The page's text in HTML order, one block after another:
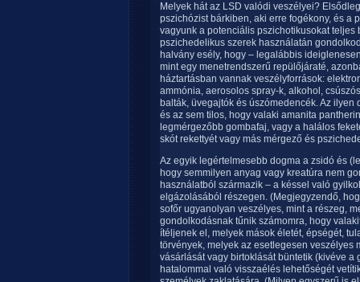
Melyek hát az LSD valódi veszélyei?
pszichózist bárkiben, aki erre fogékony, és
vagyunk a potenciális pszichotikusokat
pszichedelikus szerek használatán
halvány esély, hogy – legalábbis
mint egy menetrendszerű repülőjáraté,
háztartásban vannak veszélyforrások:
ammónia, aerosolos spray-k, alkohol,
balták, üvegajtók és úszómedencék. Az
és az sem tilos, hogy valaki amanita
legmérgezőbb gombafaj, vagy a halálos
skót rekettyét vagy más mérgező és
Az egyik legértelmesebb dogma a zsidó és
hogy semmilyen anyag vagy kreatúra nem
használatból származik – a késsel való
elgázolásából részegen. (Megjegyzendő,
sofőr ugyanolyan veszélyes, mint a részeg,
gondolkodásnak tűnik számomra, hogy
ítéljenek el, melyek mások életét, épségét,
törvények, melyek az esetlegesen
vásárlását vagy birtoklását büntetik (kivéve
hatalommal való visszaélés lehetőségét